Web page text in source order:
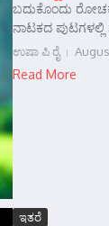
ಬದುಕೊಂದು
ನಾಟಕದ ಪುಟಗಳಲ್ಲಿ
ಉಷಾ ಪಿ ರೈ
Read More
ಇತರೆ